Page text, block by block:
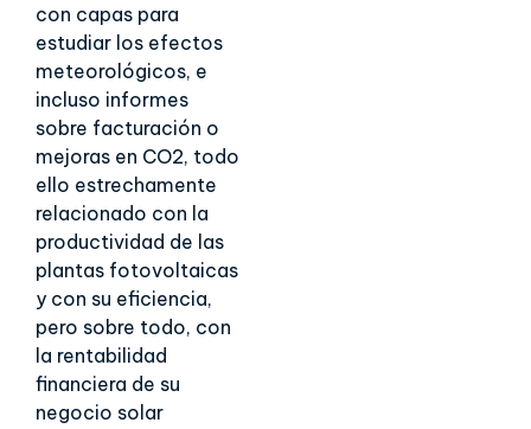
con capas para
estudiar los efectos
meteorológicos, e
incluso informes
sobre facturación o
mejoras en CO2, todo
ello estrechamente
relacionado con la
productividad de las
plantas fotovoltaicas
y con su eficiencia,
pero sobre todo, con
la rentabilidad
financiera de su
negocio solar